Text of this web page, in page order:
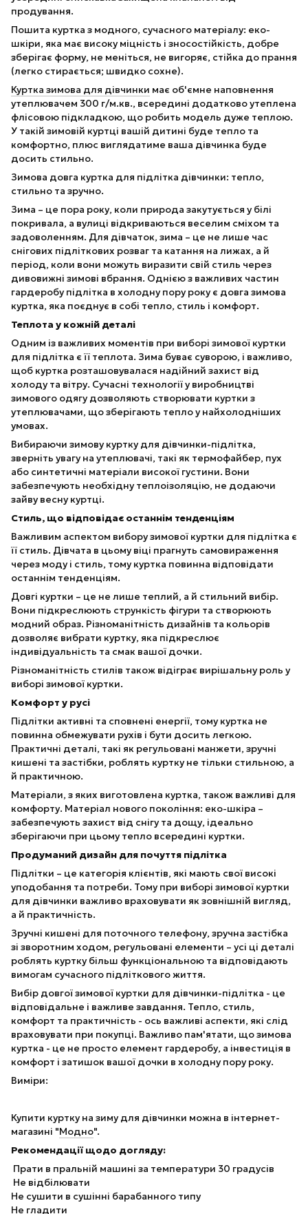
продування.
Пошита куртка з модного, сучасного матеріалу: еко-
шкіри, яка має високу міцність і зносостійкість, добре
зберігає форму, не меніться, не вигоряє, стійка до прання
(легко стирається; швидко сохне).
Куртка зимова для дівчинки має об'ємне наповнення
утеплювачем 300 г/м.кв., всередині додатково утеплена
флісовою підкладкою, що робить модель дуже теплою.
У такій зимовій куртці вашій дитині буде тепло та
комфортно, плюс виглядатиме ваша дівчинка буде
досить стильно.
Зимова довга куртка для підлітка дівчинки: тепло,
стильно та зручно.
Зима – це пора року, коли природа закутується у білі
покривала, а вулиці відкриваються веселим сміхом та
задоволенням. Для дівчаток, зима – це не лише час
снігових підліткових розваг та катання на лижах, а й
період, коли вони можуть виразити свій стиль через
дивовижні зимові вбрання. Однією з важливих частин
гардеробу підлітка в холодну пору року є довга зимова
куртка, яка поєднує в собі тепло, стиль і комфорт.
Теплота у кожній деталі
Одним із важливих моментів при виборі зимової куртки
для підлітка є її теплота. Зима буває суворою, і важливо,
щоб куртка розташовувалася надійний захист від
холоду та вітру. Сучасні технології у виробництві
зимового одягу дозволяють створювати куртки з
утеплювачами, що зберігають тепло у найхолодніших
умовах.
Вибираючи зимову куртку для дівчинки-підлітка,
зверніть увагу на утеплювачі, такі як термофайбер, пух
або синтетичні матеріали високої густини. Вони
забезпечують необхідну теплоізоляцію, не додаючи
зайву весну куртці.
Стиль, що відповідає останнім тенденціям
Важливим аспектом вибору зимової куртки для підлітка є
її стиль. Дівчата в цьому віці прагнуть самовираження
через моду і стиль, тому куртка повинна відповідати
останнім тенденціям.
Довгі куртки – це не лише теплий, а й стильний вибір.
Вони підкреслюють стрункість фігури та створюють
модний образ. Різноманітність дизайнів та кольорів
дозволяє вибрати куртку, яка підкреслює
індивідуальність та смак вашої дочки.
Різноманітність стилів також відіграє вирішальну роль у
виборі зимової куртки.
Комфорт у русі
Підлітки активні та сповнені енергії, тому куртка не
повинна обмежувати рухів і бути досить легкою.
Практичні деталі, такі як регульовані манжети, зручні
кишені та застібки, роблять куртку не тільки стильною, а
й практичною.
Матеріали, з яких виготовлена ​​куртка, також важливі для
комфорту. Матеріал нового покоління: еко-шкіра –
забезпечують захист від снігу та дощу, ідеально
зберігаючи при цьому тепло всередині куртки.
Продуманий дизайн для почуття підлітка
Підлітки – це категорія клієнтів, які мають свої високі
уподобання та потреби. Тому при виборі зимової куртки
для дівчинки важливо враховувати як зовнішній вигляд,
а й практичність.
Зручні кишені для поточного телефону, зручна застібка
зі зворотним ходом, регульовані елементи – усі ці деталі
роблять куртку більш функціональною та відповідають
вимогам сучасного підліткового життя.
Вибір довгої зимової куртки для дівчинки-підлітка - це
відповідальне і важливе завдання. Тепло, стиль,
комфорт та практичність - ось важливі аспекти, які слід
враховувати при покупці. Важливо пам'ятати, що зимова
куртка - це не просто елемент гардеробу, а інвестиція в
комфорт і затишок вашої дочки в холодну пору року.
Виміри:
Купити куртку на зиму для дівчинки можна в інтернет-
магазині "Модно".
Рекомендації щодо догляду:
Прати в пральній машині за температури 30 градусів
Не відбілювати
Не сушити в сушінні барабанного типу
Не гладити